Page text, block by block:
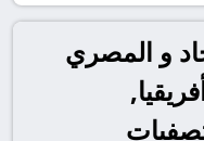
و المصري
17 في أفريقيا,
تصفيات